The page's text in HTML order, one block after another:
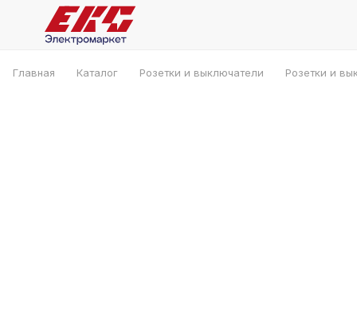
Главная Каталог Розетки и выключатели Розетки и